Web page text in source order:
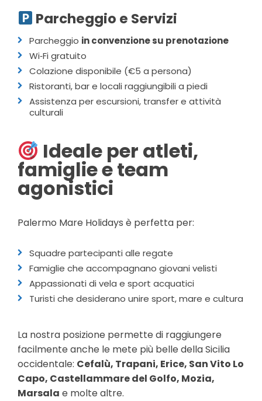
Parcheggio e Servizi
Parcheggio in convenzione su prenotazione
Wi‑Fi gratuito
Colazione disponibile (€5 a persona)
Ristoranti, bar e locali raggiungibili a piedi
Assistenza per escursioni, transfer e attività
culturali
Ideale per atleti,
famiglie e team
agonistici
Palermo Mare Holidays è perfetta per:
Squadre partecipanti alle regate
Famiglie che accompagnano giovani velisti
Appassionati di vela e sport acquatici
Turisti che desiderano unire sport, mare e cultura
La nostra posizione permette di raggiungere
facilmente anche le mete più belle della Sicilia
occidentale: Cefalù, Trapani, Erice, San Vito Lo
Capo, Castellammare del Golfo, Mozia,
Marsala e molte altre.